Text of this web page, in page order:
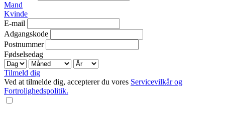
Mand
Kvinde
E-mail
Adgangskode
Postnummer
Fødselsedag
Tilmeld dig
Ved at tilmelde dig, accepterer du vores Servicevilkår og
Fortrolighedspolitik.